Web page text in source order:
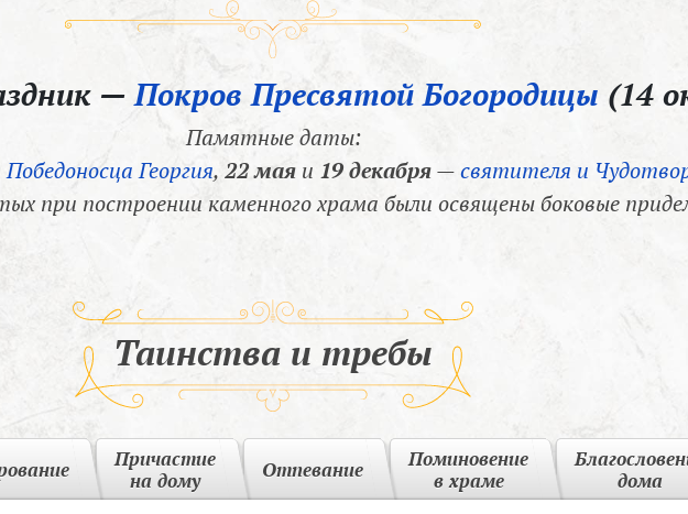
—Покров Пресвятой Богородицы (14
Памятные даты:
Георгия, 22 маяи 19 декабря—святителя и
при построении каменного храма были освящены боковые
Таинства и требы
Причастие
на дому
Отпевание
Поминовение
в храме
дома